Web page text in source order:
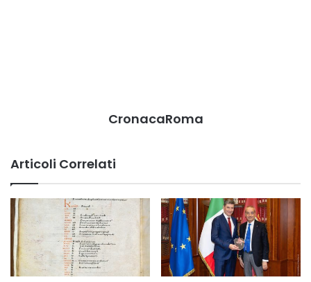
CronacaRoma
Articoli Correlati